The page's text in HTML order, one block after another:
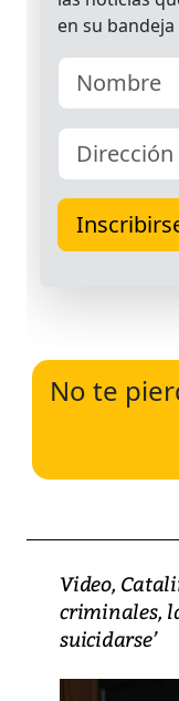
No te
Video,
criminales,
suicidarse’